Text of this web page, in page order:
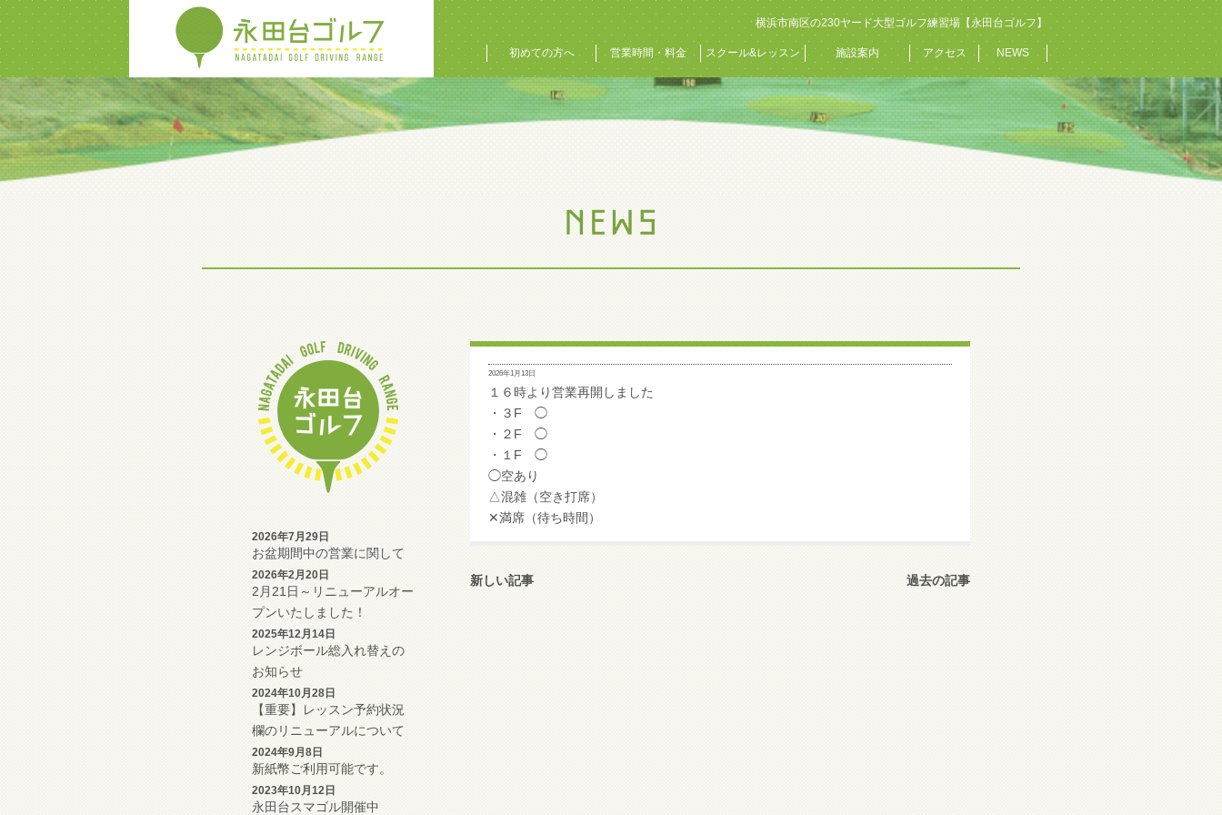
横浜市南区の230ヤード大型ゴルフ練習場【永田台ゴルフ】
初めての方へ 営業時間・料金 スクール&レッスン 施設案内 アクセス NEWS
2026年7月29日
お盆期間中の営業に関して
2026年2月20日
2月21日～リニューアルオー
プンいたしました！
2025年12月14日
レンジボール総入れ替えの
お知らせ
2024年10月28日
【重要】レッスン予約状況
欄のリニューアルについて
2024年9月8日
新紙幣ご利用可能です。
2023年10月12日
永田台スマゴル開催中
2026年1月13日
１６時より営業再開しました
・３F ◯
・２F ◯
・１F ◯
◯空あり
△混雑（空き打席）
✕満席（待ち時間）
新しい記事 過去の記事